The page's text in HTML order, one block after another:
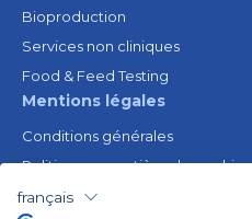
Bioproduction
Services non cliniques
Food & Feed Testing
Mentions légales
Conditions générales
Politique en matière de cookies
Avis juridique
français